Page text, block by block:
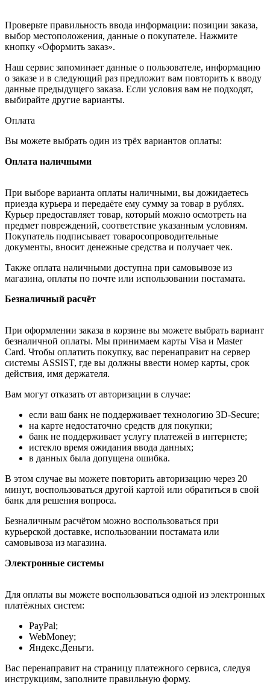
Проверьте правильность ввода информации: позиции заказа,
выбор местоположения, данные о покупателе. Нажмите
кнопку «Оформить заказ».
Наш сервис запоминает данные о пользователе, информацию
о заказе и в следующий раз предложит вам повторить к вводу
данные предыдущего заказа. Если условия вам не подходят,
выбирайте другие варианты.
Оплата
Вы можете выбрать один из трёх вариантов оплаты:
Оплата наличными
При выборе варианта оплаты наличными, вы дожидаетесь
приезда курьера и передаёте ему сумму за товар в рублях.
Курьер предоставляет товар, который можно осмотреть на
предмет повреждений, соответствие указанным условиям.
Покупатель подписывает товаросопроводительные
документы, вносит денежные средства и получает чек.
Также оплата наличными доступна при самовывозе из
магазина, оплаты по почте или использовании постамата.
Безналичный расчёт
При оформлении заказа в корзине вы можете выбрать вариант
безналичной оплаты. Мы принимаем карты Visa и Master
Card. Чтобы оплатить покупку, вас перенаправит на сервер
системы ASSIST, где вы должны ввести номер карты, срок
действия, имя держателя.
Вам могут отказать от авторизации в случае:
если ваш банк не поддерживает технологию 3D-Secure;
на карте недостаточно средств для покупки;
банк не поддерживает услугу платежей в интернете;
истекло время ожидания ввода данных;
в данных была допущена ошибка.
В этом случае вы можете повторить авторизацию через 20
минут, воспользоваться другой картой или обратиться в свой
банк для решения вопроса.
Безналичным расчётом можно воспользоваться при
курьерской доставке, использовании постамата или
самовывоза из магазина.
Электронные системы
Для оплаты вы можете воспользоваться одной из электронных
платёжных систем:
PayPal;
WebMoney;
Яндекс.Деньги.
Вас перенаправит на страницу платежного сервиса, следуя
инструкциям, заполните правильную форму.